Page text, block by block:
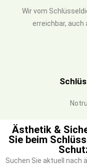
Wir vom
erreichbar, auch
Ästhetik &
Sie beim
Suchen Sie aktuell nach